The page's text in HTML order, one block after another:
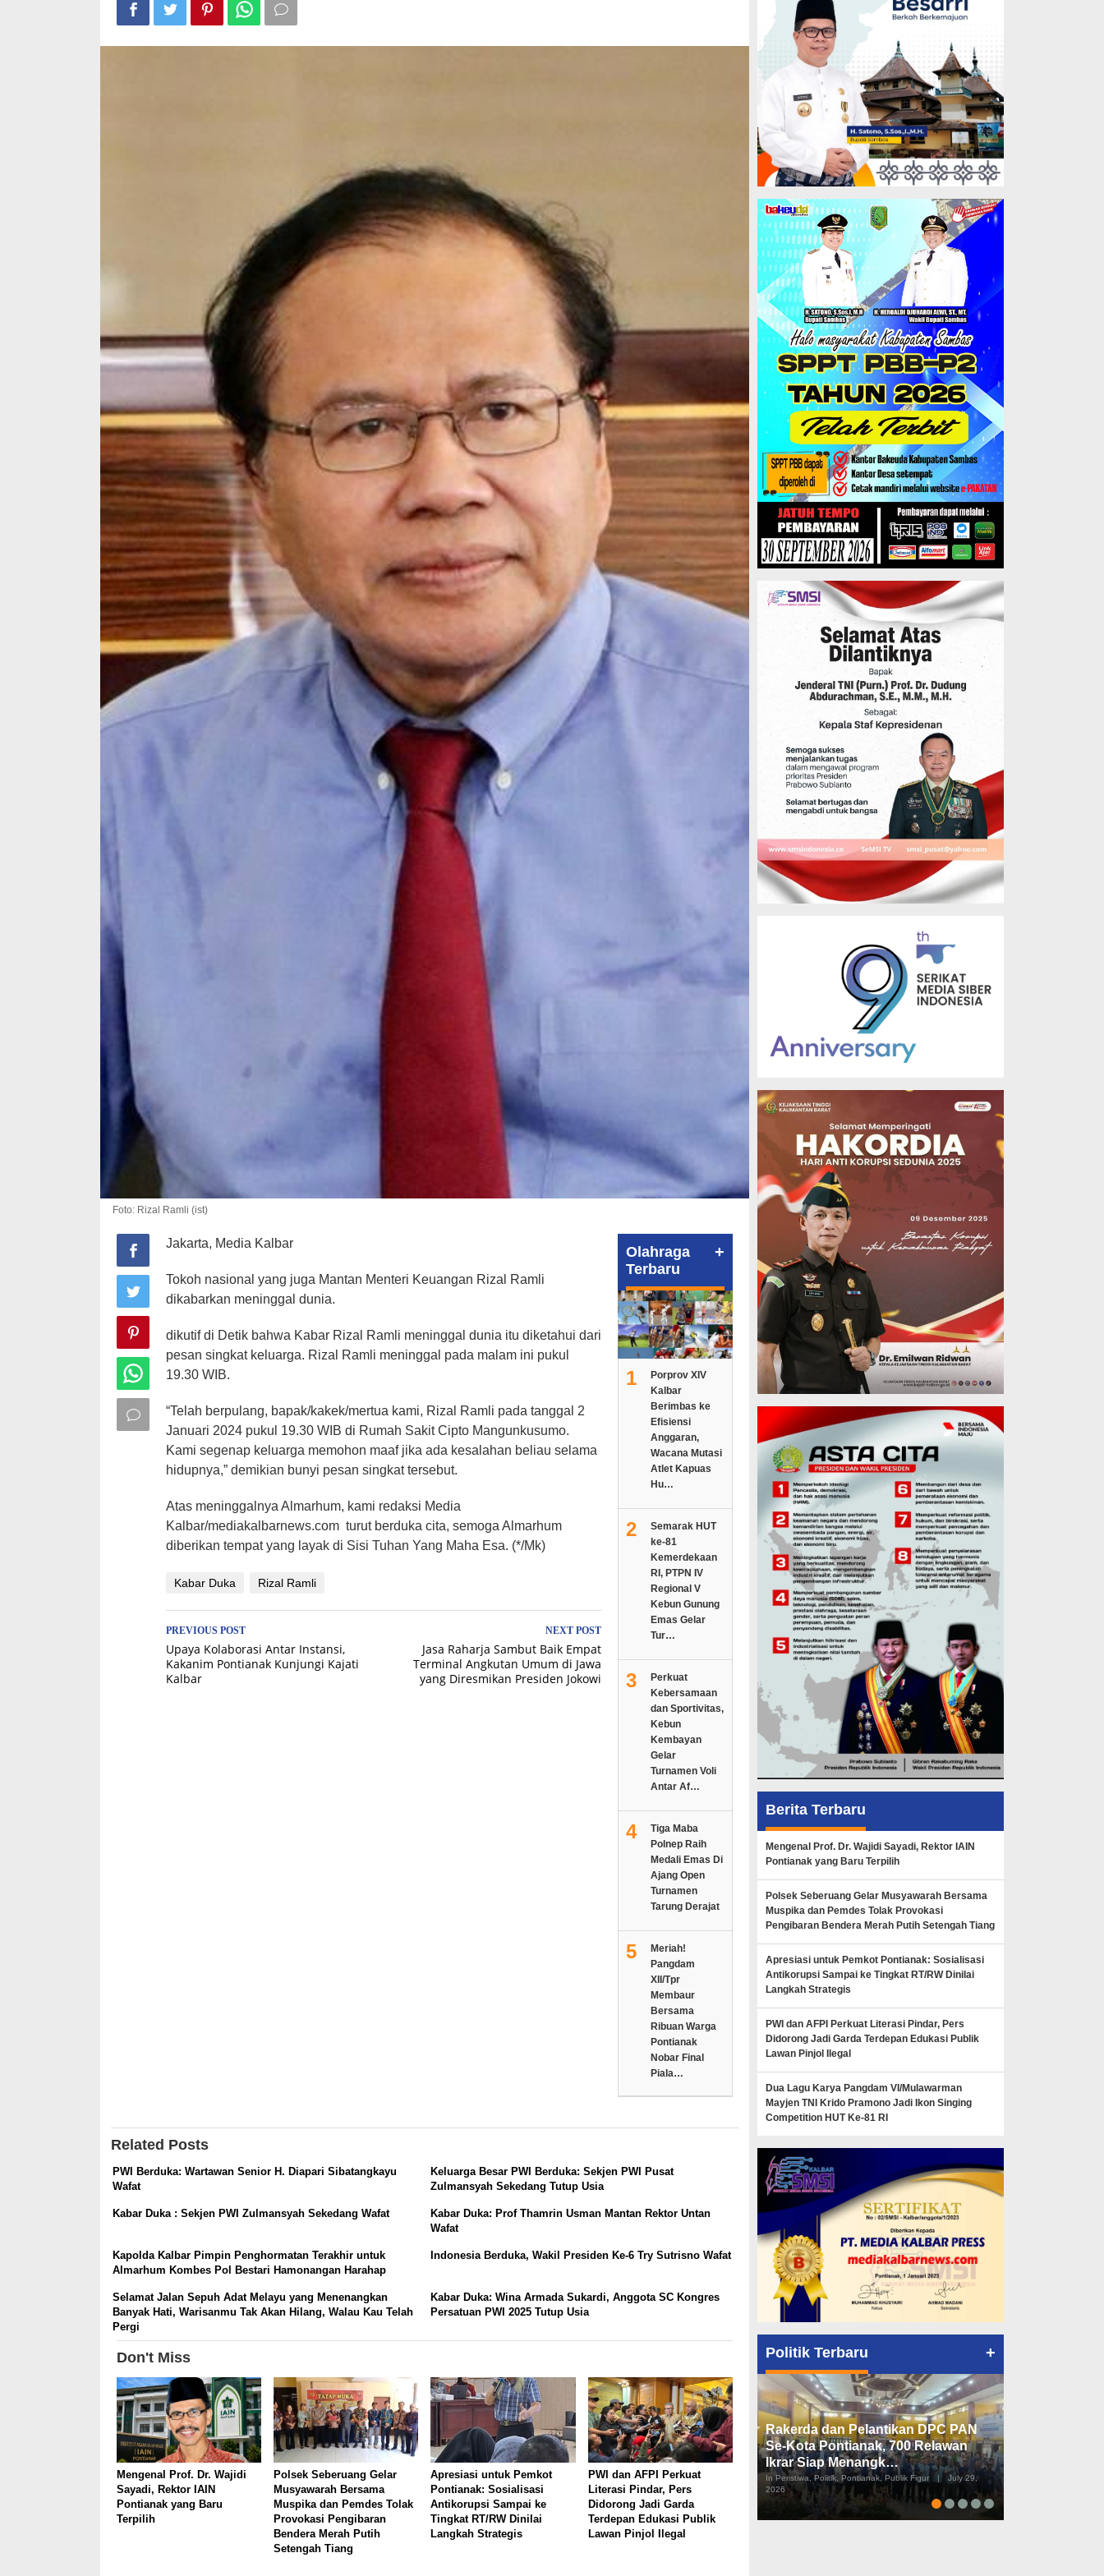
Foto: Rizal Ramli (ist)
Jakarta, Media Kalbar
Tokoh nasional yang juga Mantan Menteri Keuangan Rizal Ramli
dikabarkan meninggal dunia.
dikutif di Detik bahwa Kabar Rizal Ramli meninggal dunia itu diketahui dari
pesan singkat keluarga. Rizal Ramli meninggal pada malam ini pukul
19.30 WIB.
“Telah berpulang, bapak/kakek/mertua kami, Rizal Ramli pada tanggal 2
Januari 2024 pukul 19.30 WIB di Rumah Sakit Cipto Mangunkusumo.
Kami segenap keluarga memohon maaf jika ada kesalahan beliau selama
hidupnya,” demikian bunyi pesan singkat tersebut.
Atas meninggalnya Almarhum, kami redaksi Media
Kalbar/mediakalbarnews.com turut berduka cita, semoga Almarhum
diberikan tempat yang layak di Sisi Tuhan Yang Maha Esa. (*/Mk)
Kabar Duka Rizal Ramli
Post
navigation
PREVIOUS POST
Upaya Kolaborasi Antar Instansi,
Kakanim Pontianak Kunjungi Kajati
Kalbar
NEXT POST
Jasa Raharja Sambut Baik Empat
Terminal Angkutan Umum di Jawa
yang Diresmikan Presiden Jokowi
Olahraga
Terbaru
+
1
Porprov XIV
Kalbar
Berimbas ke
Efisiensi
Anggaran,
Wacana Mutasi
Atlet Kapuas
Hu…
2
Semarak HUT
ke-81
Kemerdekaan
RI, PTPN IV
Regional V
Kebun Gunung
Emas Gelar
Tur…
3
Perkuat
Kebersamaan
dan Sportivitas,
Kebun
Kembayan
Gelar
Turnamen Voli
Antar Af…
4
Tiga Maba
Polnep Raih
Medali Emas Di
Ajang Open
Turnamen
Tarung Derajat
5
Meriah!
Pangdam
XII/Tpr
Membaur
Bersama
Ribuan Warga
Pontianak
Nobar Final
Piala…
Related Posts
PWI Berduka: Wartawan Senior H. Diapari Sibatangkayu
Wafat
Keluarga Besar PWI Berduka: Sekjen PWI Pusat
Zulmansyah Sekedang Tutup Usia
Kabar Duka : Sekjen PWI Zulmansyah Sekedang Wafat
Kabar Duka: Prof Thamrin Usman Mantan Rektor Untan
Wafat
Kapolda Kalbar Pimpin Penghormatan Terakhir untuk
Almarhum Kombes Pol Bestari Hamonangan Harahap
Indonesia Berduka, Wakil Presiden Ke-6 Try Sutrisno Wafat
Selamat Jalan Sepuh Adat Melayu yang Menenangkan
Banyak Hati, Warisanmu Tak Akan Hilang, Walau Kau Telah
Pergi
Kabar Duka: Wina Armada Sukardi, Anggota SC Kongres
Persatuan PWI 2025 Tutup Usia
Don't Miss
Mengenal Prof. Dr. Wajidi
Sayadi, Rektor IAIN
Pontianak yang Baru
Terpilih
Polsek Seberuang Gelar
Musyawarah Bersama
Muspika dan Pemdes Tolak
Provokasi Pengibaran
Bendera Merah Putih
Setengah Tiang
Apresiasi untuk Pemkot
Pontianak: Sosialisasi
Antikorupsi Sampai ke
Tingkat RT/RW Dinilai
Langkah Strategis
PWI dan AFPI Perkuat
Literasi Pindar, Pers
Didorong Jadi Garda
Terdepan Edukasi Publik
Lawan Pinjol Ilegal
Berita Terbaru
Mengenal Prof. Dr. Wajidi Sayadi, Rektor IAIN
Pontianak yang Baru Terpilih
Polsek Seberuang Gelar Musyawarah Bersama
Muspika dan Pemdes Tolak Provokasi
Pengibaran Bendera Merah Putih Setengah Tiang
Apresiasi untuk Pemkot Pontianak: Sosialisasi
Antikorupsi Sampai ke Tingkat RT/RW Dinilai
Langkah Strategis
PWI dan AFPI Perkuat Literasi Pindar, Pers
Didorong Jadi Garda Terdepan Edukasi Publik
Lawan Pinjol Ilegal
Dua Lagu Karya Pangdam VI/Mulawarman
Mayjen TNI Krido Pramono Jadi Ikon Singing
Competition HUT Ke-81 RI
Politik Terbaru +
Rakerda dan Pelantikan DPC PAN
Se-Kota Pontianak, 700 Relawan
Ikrar Siap Menangk…
In Peristiwa, Politik, Pontianak, Publik Figur |
July 29,
2026